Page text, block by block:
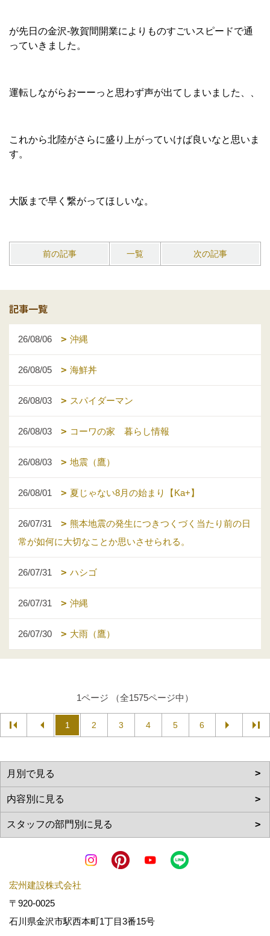
が先日の金沢-敦賀間開業によりものすごいスピードで通
っていきました。
運転しながらおーーっと思わず声が出てしまいました、、
これから北陸がさらに盛り上がっていけば良いなと思いま
す。
大阪まで早く繋がってほしいな。
前の記事 一覧 次の記事
記事一覧
26/08/06 沖縄
26/08/05 海鮮丼
26/08/03 スパイダーマン
26/08/03 コーワの家 暮らし情報
26/08/03 地震（鷹）
26/08/01 夏じゃない8月の始まり【Ka+】
26/07/31
熊本地震の発生につきつくづく当たり前の日
常が如何に大切なことか思いさせられる。
26/07/31 ハシゴ
26/07/31 沖縄
26/07/30 大雨（鷹）
1ページ （全1575ページ中）
1 2 3 4 5 6
宏州建設株式会社
〒920-0025
石川県金沢市駅西本町1丁目3番15号